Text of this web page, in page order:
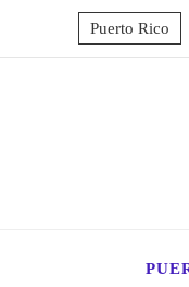
Puerto Rico